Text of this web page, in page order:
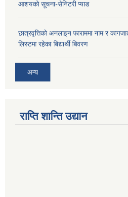
आशयको सूचना-सेनिटरी प्याड
छात्रवृत्तिको अनलाइन फाराममा नाम र
लिस्टमा रहेका बिद्यार्थी बिवरण
अन्य
राप्ति शान्ति उद्यान